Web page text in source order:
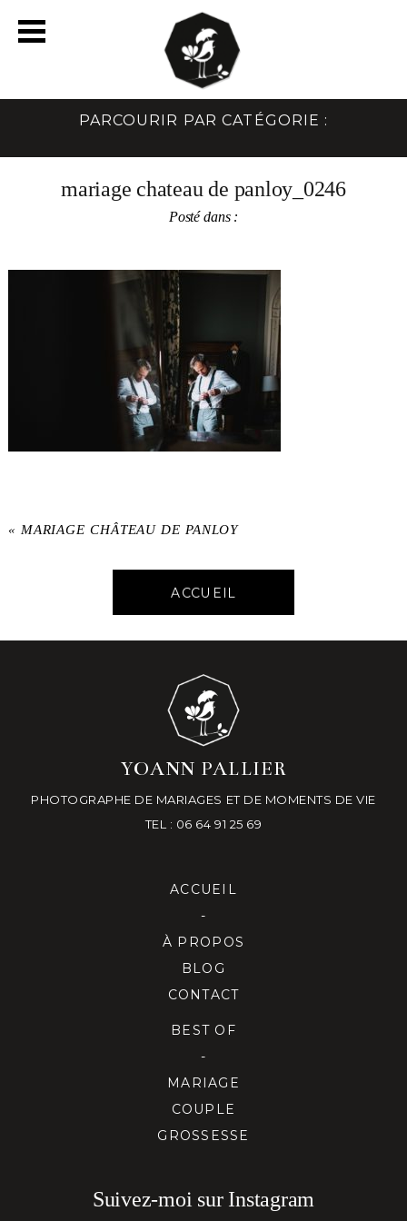
PARCOURIR PAR CATÉGORIE :
mariage chateau de panloy_0246
Posté dans :
« MARIAGE CHÂTEAU DE PANLOY
ACCUEIL
YOANN PALLIER
PHOTOGRAPHE DE MARIAGES ET DE MOMENTS DE VIE
TEL : 06 64 91 25 69
ACCUEIL
-
À PROPOS
BLOG
CONTACT
BEST OF
-
MARIAGE
COUPLE
GROSSESSE
Suivez-moi sur Instagram